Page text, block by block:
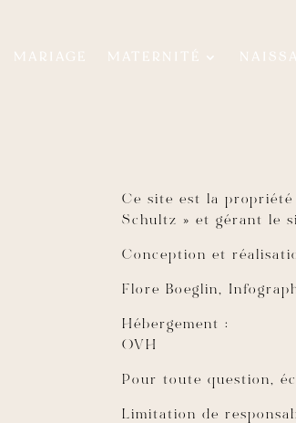
MARIAGE MATERNITÉ
Ce site est la
Schultz » et gérant le
Conception et
Flore Boeglin,
Hébergement :
OVH
Pour toute question,
Limitation de